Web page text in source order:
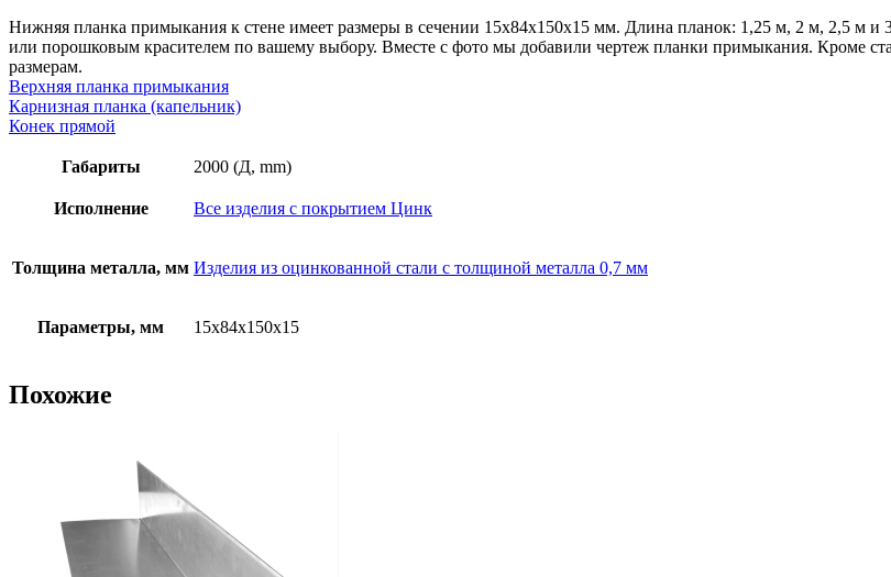
толщина
металла
0,7
мм,
цинк
Нижняя планка примыкания к стене имеет размеры в сечении 15х84х150х15 мм. Длина планок: 1,25 м, 2 м, 2,5 м
или порошковым красителем по вашему выбору. Вместе с фото мы добавили чертеж планки примыкания. Кроме
размерам.
Верхняя планка примыкания
Карнизная планка (капельник)
Конек прямой
Габариты 2000 (Д, mm)
Исполнение Все изделия с покрытием Цинк
Толщина металла, мм Изделия из оцинкованной стали с толщиной металла 0,7 мм
Параметры, мм 15х84х150х15
Похожие